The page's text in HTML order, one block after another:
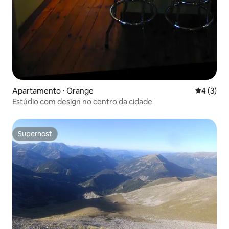
Apartamento ⋅ Orange 4 de
4 (3)
Estúdio com design no centro da cidade
Superhost
Superhost